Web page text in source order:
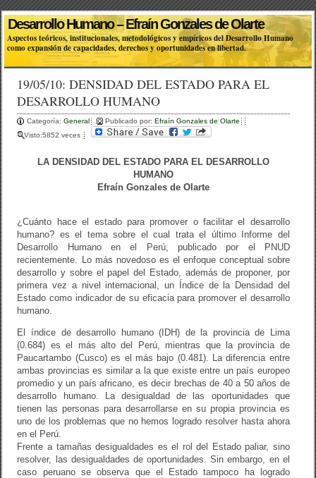
Desarrollo Humano – Efraín Gonzales de Olarte
Aspectos teóricos, institucionales, metodológicos y empíricos del Desarrollo Humano
como expansión de capacidades, derechos y oportunidades en libertad.
19/05/10: DENSIDAD DEL ESTADO PARA EL
DESARROLLO HUMANO
Categoría:General Publicado por:Efraín Gonzales de Olarte
Visto:5852 veces
LA DENSIDAD DEL ESTADO PARA EL DESARROLLO
HUMANO
Efraín Gonzales de Olarte
¿Cuánto hace el estado para promover o facilitar el desarrollo
humano? es el tema sobre el cual trata el último Informe del
Desarrollo Humano en el Perú, publicado por el PNUD
recientemente. Lo más novedoso es el enfoque conceptual sobre
desarrollo y sobre el papel del Estado, además de proponer, por
primera vez a nivel internacional, un Índice de la Densidad del
Estado como indicador de su eficacia para promover el desarrollo
humano.
El índice de desarrollo humano (IDH) de la provincia de Lima
(0.684) es el más alto del Perú, mientras que la provincia de
Paucartambo (Cusco) es el más bajo (0.481). La diferencia entre
ambas provincias es similar a la que existe entre un país europeo
promedio y un país africano, es decir brechas de 40 a 50 años de
desarrollo humano. La desigualdad de las oportunidades que
tienen las personas para desarrollarse en su propia provincia es
uno de los problemas que no hemos logrado resolver hasta ahora
en el Perú.
Frente a tamañas desigualdades es el rol del Estado paliar, sino
resolver, las desigualdades de oportunidades. Sin embargo, en el
caso peruano se observa que el Estado tampoco ha logrado